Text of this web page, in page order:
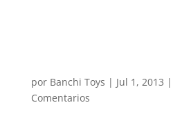
por Banchi Toys | Jul 1, 2013 |
Comentarios